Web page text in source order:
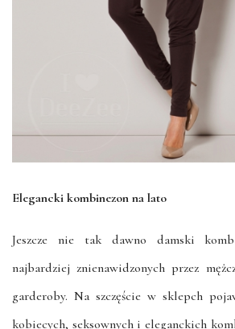
Elegancki kombinezon na lato
Jeszcze nie tak dawno damski
najbardziej znienawidzonych przez
garderoby. Na szczęście w sklepch
kobiecych, seksownych i eleganckich